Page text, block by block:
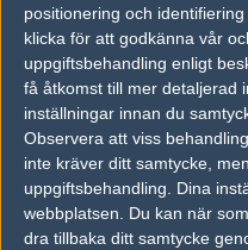
positionering och
klicka för att godkänna vår
uppgiftsbehandling enligt
få åtkomst till mer detaljerad
inställningar innan du
Observera att viss
inte kräver ditt samtycke,
uppgiftsbehandling. Dina
webbplatsen. Du kan när
dra tillbaka ditt samtycke
#1 oggtrean
Old School
2012-02-01 21:09
Vilka spelar?
#3 Cheers!
Redigerad 2012-02-01 21:13